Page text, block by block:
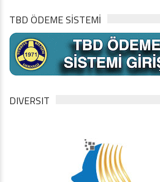
TBD ÖDEME SİSTEMİ
DIVERSIT